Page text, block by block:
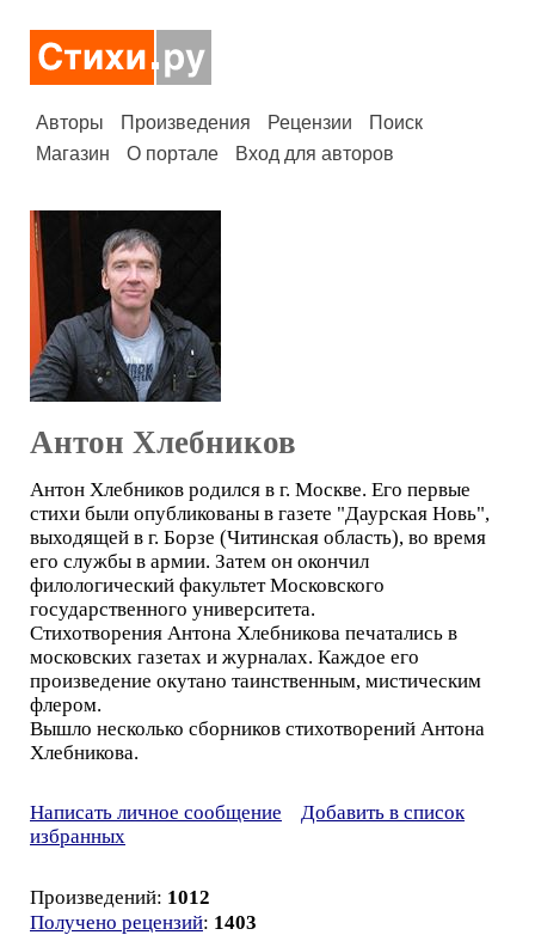
Авторы Произведения Рецензии
Поиск
Магазин
О портале Вход для авторов
Антон Хлебников
Антон Хлебников родился в г. Москве. Его первые
стихи были опубликованы в газете "Даурская Новь",
выходящей в г. Борзе (Читинская область), во время
его службы в армии. Затем он окончил
филологический факультет Московского
государственного университета.
Стихотворения Антона Хлебникова печатались в
московских газетах и журналах. Каждое его
произведение окутано таинственным, мистическим
флером.
Вышло несколько сборников стихотворений Антона
Хлебникова.
Написать личное сообщение
Добавить в список
избранных
Произведений: 1012
Получено рецензий: 1403